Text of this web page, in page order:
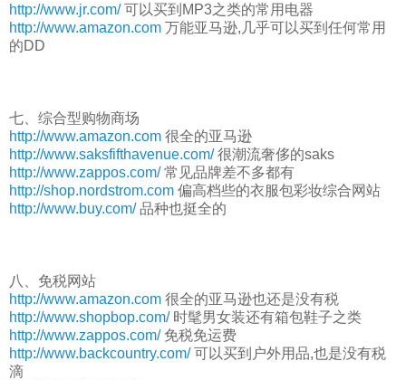
http://www.jr.com/可以买到MP3之类的常用电器
http://www.amazon.com 万能亚马逊,几乎可以买到任何常用
的DD
七、综合型购物商场
http://www.amazon.com 很全的亚马逊
http://www.saksfifthavenue.com/很潮流奢侈的saks
http://www.zappos.com/常见品牌差不多都有
http://shop.nordstrom.com 偏高档些的衣服包彩妆综合网站
http://www.buy.com/品种也挺全的
八、免税网站
http://www.amazon.com 很全的亚马逊也还是没有税
http://www.shopbop.com/时髦男女装还有箱包鞋子之类
http://www.zappos.com/免税免运费
http://www.backcountry.com/可以买到户外用品,也是没有税
滴